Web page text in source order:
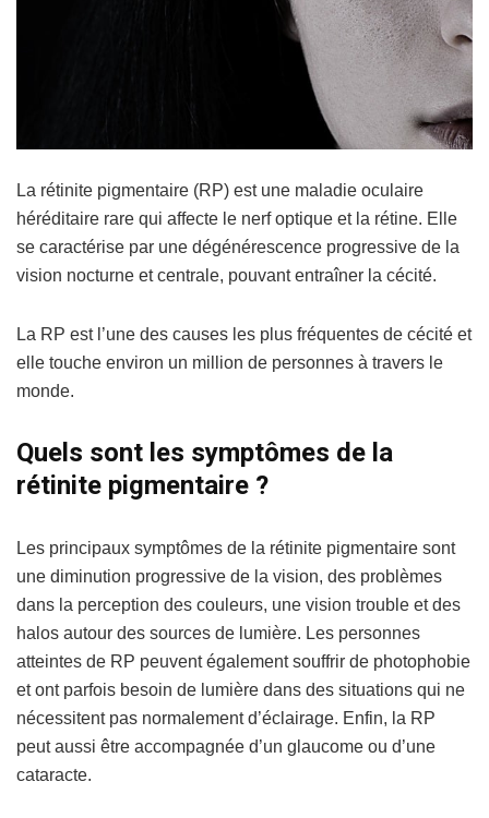
La rétinite pigmentaire (RP) est une maladie oculaire
héréditaire rare qui affecte le nerf optique et la rétine. Elle
se caractérise par une dégénérescence progressive de la
vision nocturne et centrale, pouvant entraîner la cécité.
La RP est l’une des causes les plus fréquentes de cécité et
elle touche environ un million de personnes à travers le
monde.
Quels sont les symptômes de la
rétinite pigmentaire ?
Les principaux symptômes de la rétinite pigmentaire sont
une diminution progressive de la vision, des problèmes
dans la perception des couleurs, une vision trouble et des
halos autour des sources de lumière. Les personnes
atteintes de RP peuvent également souffrir de photophobie
et ont parfois besoin de lumière dans des situations qui ne
nécessitent pas normalement d’éclairage. Enfin, la RP
peut aussi être accompagnée d’un glaucome ou d’une
cataracte.